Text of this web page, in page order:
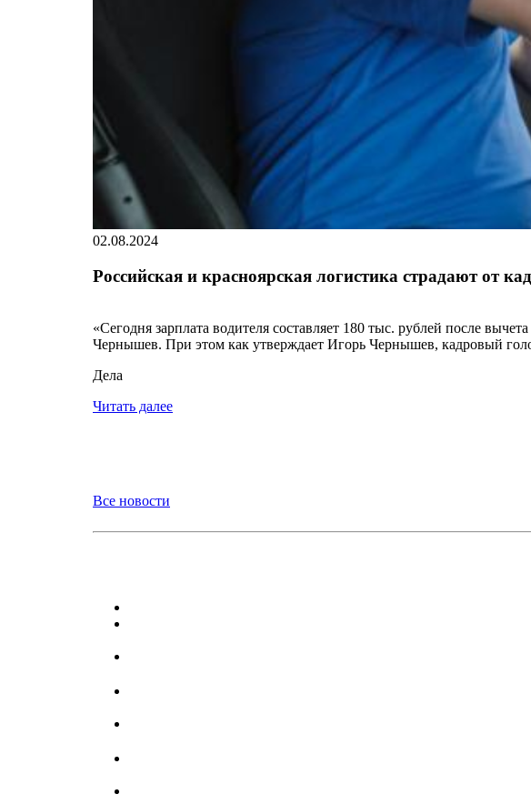
02.08.2024
Российская и красноярская логистика страдают от
«Сегодня зарплата водителя составляет 180 тыс. рублей после
Чернышев. При этом как утверждает Игорь Чернышев, кадровый
Дела
Читать далее
Все новости